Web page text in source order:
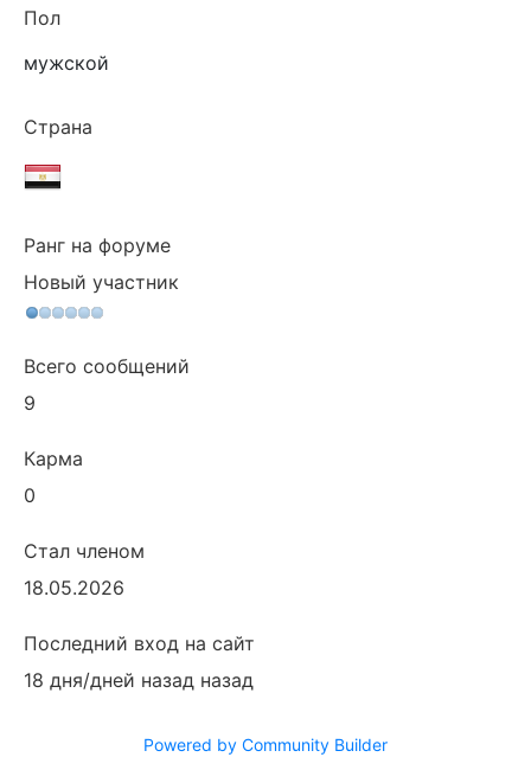
Пол
мужской
Страна
Ранг на форуме
Новый участник
Всего сообщений
9
Карма
0
Стал членом
18.05.2026
Последний вход на сайт
18 дня/дней назад назад
Powered by Community Builder